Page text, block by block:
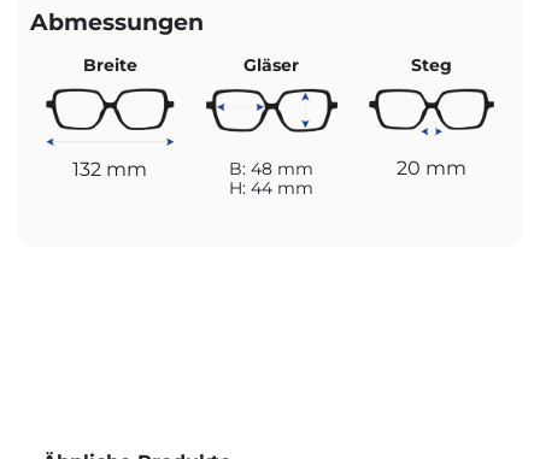
Abmessungen
Breite
132 mm
Gläser
B: 48 mm
H: 44 mm
Steg
20 mm